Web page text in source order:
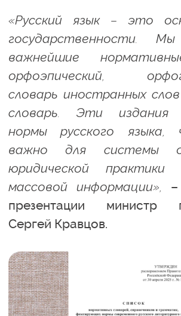
«Русский язык – это
государственности.
важнейшие
орфоэпический,
словарь иностранных
словарь. Эти издания
нормы русского языка,
важно для системы
юридической
массовой информации», –
презентации министр
Сергей Кравцов.